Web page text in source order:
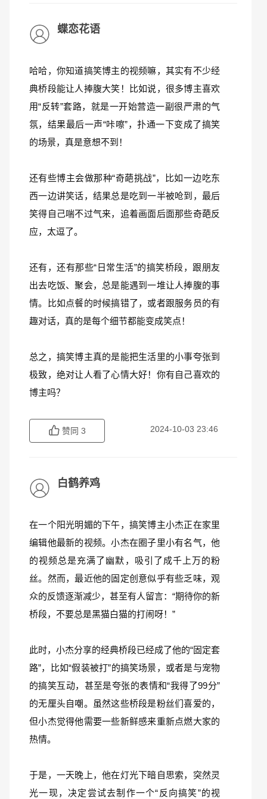
蝶恋花语
哈哈，你知道搞笑博主的视频嘛，其实有不少经
典桥段能让人捧腹大笑！比如说，很多博主喜欢
用“反转”套路，就是一开始营造一副很严肃的气
氛，结果最后一声“咔嚓”，扑通一下变成了搞笑
的场景，真是意想不到！
还有些博主会做那种“奇葩挑战”，比如一边吃东
西一边讲笑话，结果总是吃到一半被呛到，最后
笑得自己喘不过气来，追着画面后面那些奇葩反
应，太逗了。
还有，还有那些“日常生活”的搞笑桥段，跟朋友
出去吃饭、聚会，总是能遇到一堆让人捧腹的事
情。比如点餐的时候搞错了，或者跟服务员的有
趣对话，真的是每个细节都能变成笑点！
总之，搞笑博主真的是能把生活里的小事夸张到
极致，绝对让人看了心情大好！你有自己喜欢的
博主吗？
赞同 3 2024-10-03 23:46
白鹤养鸡
在一个阳光明媚的下午，搞笑博主小杰正在家里
编辑他最新的视频。小杰在圈子里小有名气，他
的视频总是充满了幽默，吸引了成千上万的粉
丝。然而，最近他的固定创意似乎有些乏味，观
众的反馈逐渐减少，甚至有人留言：“期待你的新
桥段，不要总是黑猫白猫的打闹呀！”
此时，小杰分享的经典桥段已经成了他的“固定套
路”，比如“假装被打”的搞笑场景，或者是与宠物
的搞笑互动，甚至是夸张的表情和“我得了99分”
的无厘头自嘲。虽然这些桥段是粉丝们喜爱的，
但小杰觉得他需要一些新鲜感来重新点燃大家的
热情。
于是，一天晚上，他在灯光下暗自思索，突然灵
光一现，决定尝试去制作一个“反向搞笑”的视